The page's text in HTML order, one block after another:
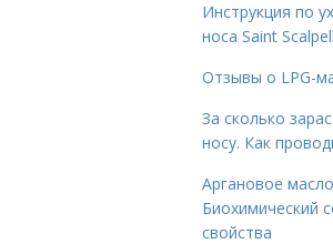
Инструкция по
носа Saint
Отзывы о LPG-
За сколько
носу. Как
Аргановое
Биохимический
свойства